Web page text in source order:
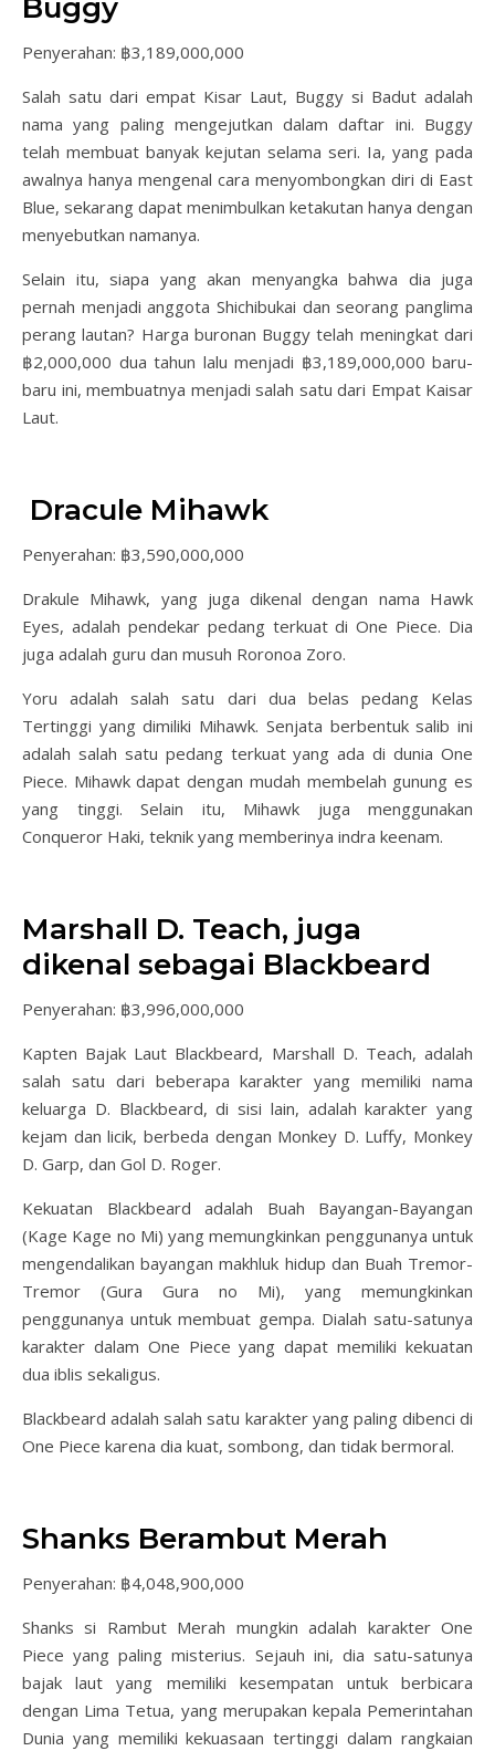
Buggy
Penyerahan: ฿3,189,000,000
Salah satu dari empat Kisar Laut, Buggy si Badut adalah
nama yang paling mengejutkan dalam daftar ini. Buggy
telah membuat banyak kejutan selama seri. Ia, yang pada
awalnya hanya mengenal cara menyombongkan diri di East
Blue, sekarang dapat menimbulkan ketakutan hanya dengan
menyebutkan namanya.
Selain itu, siapa yang akan menyangka bahwa dia juga
pernah menjadi anggota Shichibukai dan seorang panglima
perang lautan? Harga buronan Buggy telah meningkat dari
฿2,000,000 dua tahun lalu menjadi ฿3,189,000,000 baru-
baru ini, membuatnya menjadi salah satu dari Empat Kaisar
Laut.
Dracule Mihawk
Penyerahan: ฿3,590,000,000
Drakule Mihawk, yang juga dikenal dengan nama Hawk
Eyes, adalah pendekar pedang terkuat di One Piece. Dia
juga adalah guru dan musuh Roronoa Zoro.
Yoru adalah salah satu dari dua belas pedang Kelas
Tertinggi yang dimiliki Mihawk. Senjata berbentuk salib ini
adalah salah satu pedang terkuat yang ada di dunia One
Piece. Mihawk dapat dengan mudah membelah gunung es
yang tinggi. Selain itu, Mihawk juga menggunakan
Conqueror Haki, teknik yang memberinya indra keenam.
Marshall D. Teach, juga
dikenal sebagai Blackbeard
Penyerahan: ฿3,996,000,000
Kapten Bajak Laut Blackbeard, Marshall D. Teach, adalah
salah satu dari beberapa karakter yang memiliki nama
keluarga D. Blackbeard, di sisi lain, adalah karakter yang
kejam dan licik, berbeda dengan Monkey D. Luffy, Monkey
D. Garp, dan Gol D. Roger.
Kekuatan Blackbeard adalah Buah Bayangan-Bayangan
(Kage Kage no Mi) yang memungkinkan penggunanya untuk
mengendalikan bayangan makhluk hidup dan Buah Tremor-
Tremor (Gura Gura no Mi), yang memungkinkan
penggunanya untuk membuat gempa. Dialah satu-satunya
karakter dalam One Piece yang dapat memiliki kekuatan
dua iblis sekaligus.
Blackbeard adalah salah satu karakter yang paling dibenci di
One Piece karena dia kuat, sombong, dan tidak bermoral.
Shanks Berambut Merah
Penyerahan: ฿4,048,900,000
Shanks si Rambut Merah mungkin adalah karakter One
Piece yang paling misterius. Sejauh ini, dia satu-satunya
bajak laut yang memiliki kesempatan untuk berbicara
dengan Lima Tetua, yang merupakan kepala Pemerintahan
Dunia yang memiliki kekuasaan tertinggi dalam rangkaian